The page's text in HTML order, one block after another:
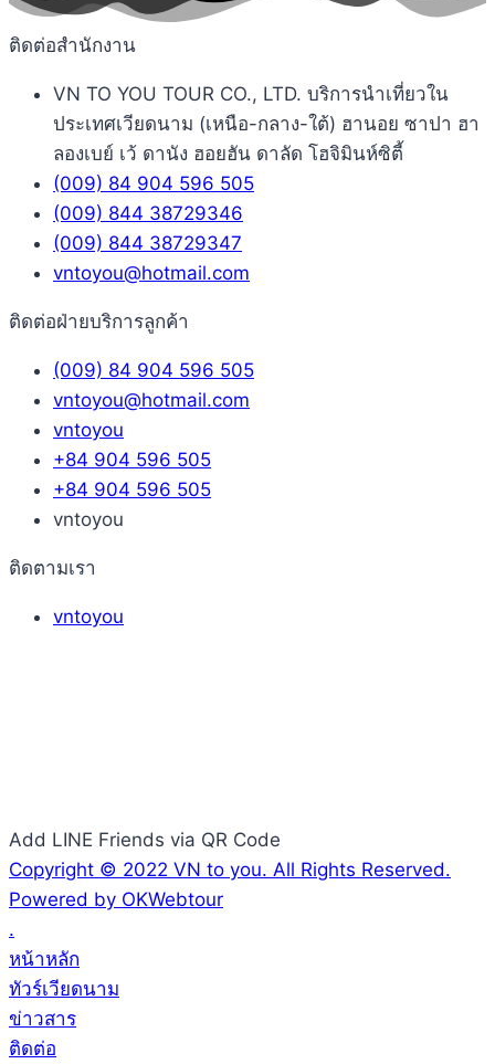
ติดต่อสำนักงาน
VN TO YOU TOUR CO., LTD. บริการนำเที่ยวใน
ประเทศเวียดนาม (เหนือ-กลาง-ใต้) ฮานอย ซาปา ฮา
ลองเบย์ เว้ ดานัง ฮอยฮัน ดาลัด โฮจิมินห์ซิตี้
(009) 84 904 596 505
(009) 844 38729346
(009) 844 38729347
vntoyou@hotmail.com
ติดต่อฝ่ายบริการลูกค้า
(009) 84 904 596 505
vntoyou@hotmail.com
vntoyou
+84 904 596 505
+84 904 596 505
vntoyou
ติดตามเรา
vntoyou
Add LINE Friends via QR Code
Copyright © 2022 VN to you. All Rights Reserved.
Powered by OKWebtour
.
หน้าหลัก
ทัวร์เวียดนาม
ข่าวสาร
ติดต่อ